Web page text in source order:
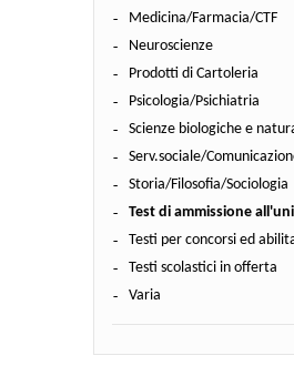
Medicina/Farmacia/CTF
Neuroscienze
Prodotti di Cartoleria
Psicologia/Psichiatria
Scienze biologiche e
Serv.sociale/
Storia/Filosofia/Sociologia
Test di ammissione
Testi per concorsi ed
Testi scolastici in offerta
Varia